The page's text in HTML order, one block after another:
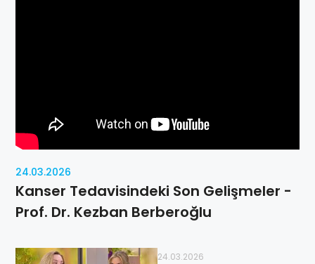
24.03.2026
Kanser Tedavisindeki Son Gelişmeler -
Prof. Dr. Kezban Berberoğlu
24.03.2026